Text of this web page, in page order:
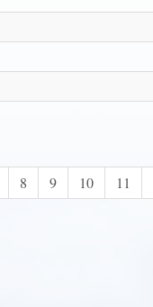
8 9 10 11